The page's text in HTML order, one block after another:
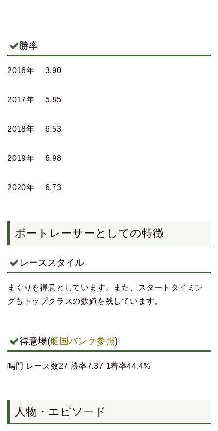
勝率
2016年 3.90
2017年 5.85
2018年 6.53
2019年 6.98
2020年 6.73
ボートレーサーとしての特徴
レーススタイル
まくりを得意としています。また、スタートタイミン
グもトップクラスの数値を残しています。
得意場(艇国バンク参照)
鳴門 レース数27 勝率7.37 1着率44.4%
人物・エピソード